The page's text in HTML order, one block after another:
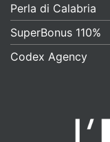
Perla di Calabria
SuperBonus 110%
Codex Agency